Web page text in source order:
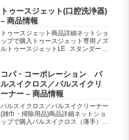
た番組こんな商品もおススメ！
トゥースジェット(口腔洗浄器)
– 商品情報
トゥースジェット商品詳細ネットショ
ップで購入トゥースジェット専用ノズ
ルトゥースジェットLE スタンダード
もおススメ！
コパ・コーポレーション パ
ルスイクロス／パルスイクリ
ーナー – 商品情報
パルスイクロス／パルスイクリーナー
(雑巾・掃除用品)商品詳細ネットショ
ップで購入パルスイクロス（薄手）パ